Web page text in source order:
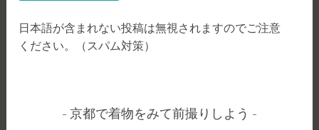
日本語が含まれない投稿は無視されますのでご注意
ください。（スパム対策）
京都で着物をみて前撮りしよう